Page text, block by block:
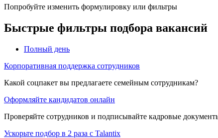
Попробуйте изменить формулировку или фильтры
Быстрые фильтры подбора вакансий
Полный день
Корпоративная поддержка сотрудников
Какой соцпакет вы предлагаете семейным сотрудникам?
Оформляйте кандидатов онлайн
Проверяйте сотрудников и подписывайте кадровые
Ускорьте подбор в 2 раза с Talantix